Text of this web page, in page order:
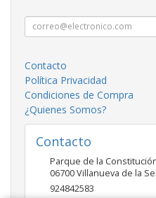
Contacto
Política Privacidad
Condiciones de Compra
¿Quienes Somos?
Contacto
Parque de la
06700Villanueva de la
924842583